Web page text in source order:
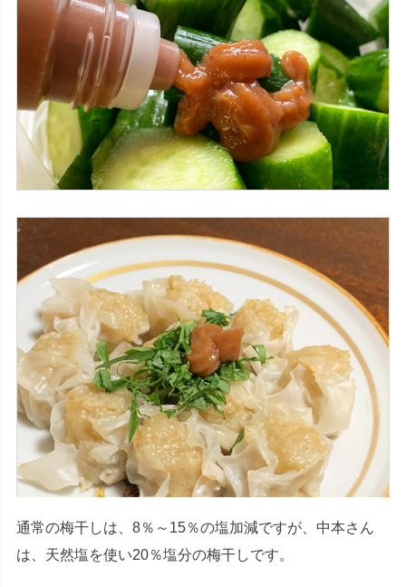
通常の梅干しは、8％～15％の塩加減ですが、中本さん
は、天然塩を使い20％塩分の梅干しです。